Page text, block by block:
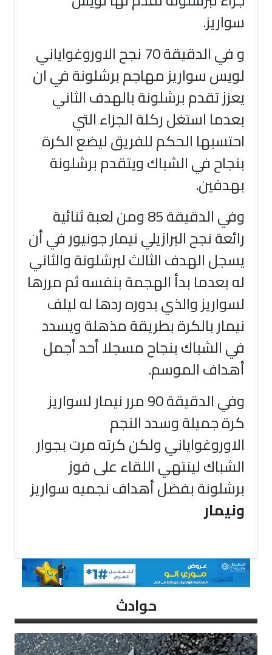
حوادث
سواريز.
و في الدقيقة 70 نجح الاوروغواياني
لويس سواريز مهاجم برشلونة في ان
يعزز تقدم برشلونة بالهدف الثاني
بعدما استغل ركلة الجزاء التي
احتسبها الحكم للفريق ليضع الكرة
بنجاح في الشباك ويتقدم برشلونة
بهدفين.
وفي الدقيقة 85 ومن لعبة ثنائية
رائعة نجح البرازيلي نيمار جونيور في أن
يسجل الهدف الثالث لبرشلونة والثاني
له بعدما بدأ الهجمة بنفسه ثم مررها
لسواريز والذي بدوره ردها له ليلف
نيمار بالكرة بطريقة مذهلة ويسدد
في الشباك بنجاح مسجلا أحد أجمل
أهداف الموسم.
وفي الدقيقة 90 مرر نيمار لسواريز
كرة جميلة وسدد النجم
الاوروغواياني ولكن كرته مرت بجوار
الشباك لينتهي اللقاء على فوز
برشلونة بفضل أهداف نجميه سواريز
ونيمار